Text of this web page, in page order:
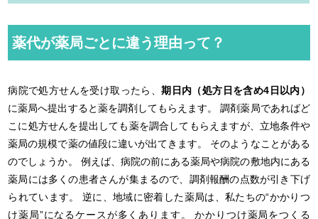
薬代が薬局ごとに違う理由って？
病院で処方せんを受け取ったら、期日内（処方日を含め4日以内）
に薬局へ提出すると薬を調剤してもらえます。 調剤薬局であればど
こに処方せんを提出しても薬を調合してもらえますが、立地条件や
薬局の規模で薬の値段に違いが出てきます。 そのようなことがある
のでしょうか。 例えば、病院の前にある薬局や病院の敷地内にある
薬局には多くの患者さんが集まるので、調剤報酬の点数が引き下げ
られています。 逆に、地域に密着した薬局は、私たちの“かかりつ
け薬局”になるケースが多くあります。 かかりつけ薬局をつくる